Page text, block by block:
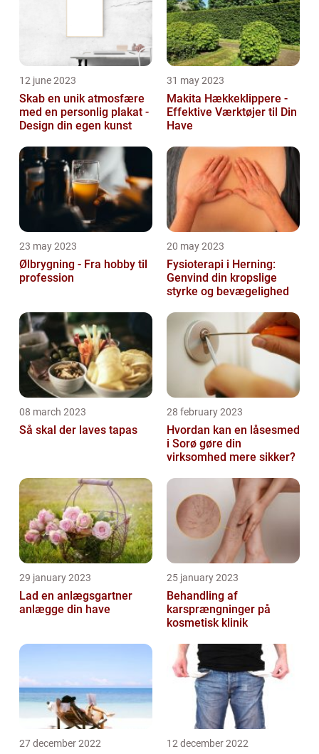
12 june 2023
Skab en unik atmosfære
med en personlig plakat -
Design din egen kunst
31 may 2023
Makita Hækkeklippere -
Effektive Værktøjer til Din
Have
23 may 2023
Ølbrygning - Fra hobby til
profession
20 may 2023
Fysioterapi i Herning:
Genvind din kropslige
styrke og bevægelighed
08 march 2023
Så skal der laves tapas
28 february 2023
Hvordan kan en låsesmed
i Sorø gøre din
virksomhed mere sikker?
29 january 2023
Lad en anlægsgartner
anlægge din have
25 january 2023
Behandling af
karsprængninger på
kosmetisk klinik
27 december 2022 12 december 2022